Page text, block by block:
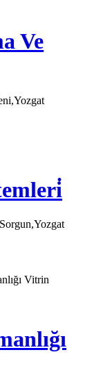
Ve
Vitrin